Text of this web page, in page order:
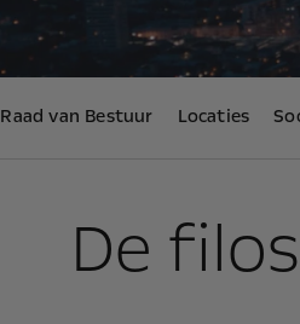
Raad van Bestuur Locaties
De